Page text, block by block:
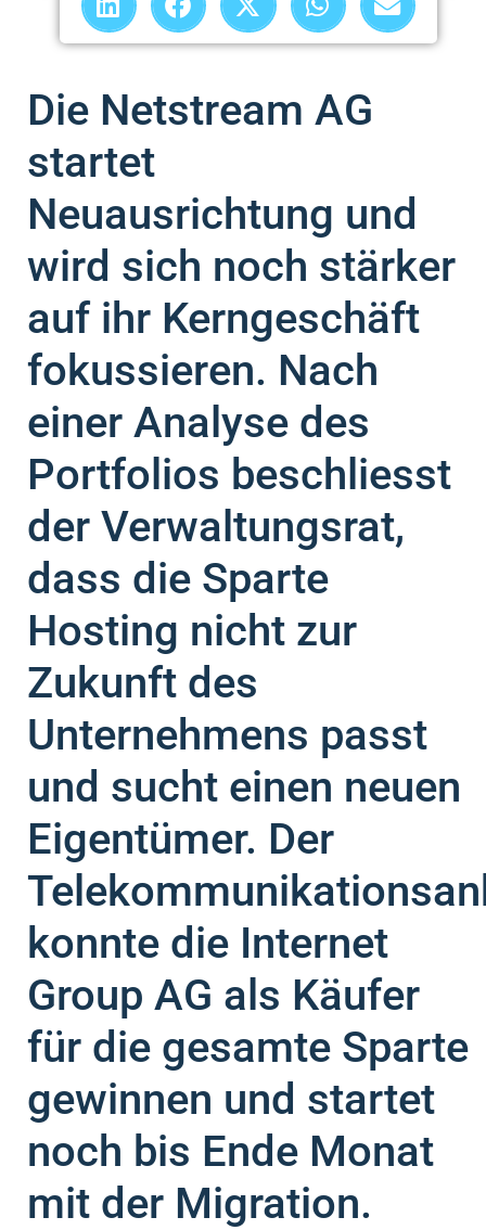
Die Netstream AG
startet
Neuausrichtung und
wird sich noch stärker
auf ihr Kerngeschäft
fokussieren. Nach
einer Analyse des
Portfolios beschliesst
der Verwaltungsrat,
dass die Sparte
Hosting nicht zur
Zukunft des
Unternehmens passt
und sucht einen neuen
Eigentümer. Der
konnte die Internet
Group AG als Käufer
für die gesamte Sparte
gewinnen und startet
noch bis Ende Monat
mit der Migration.